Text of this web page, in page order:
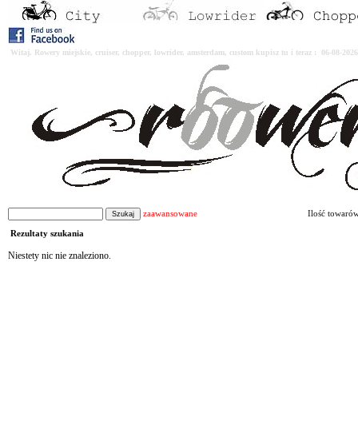
Witaj. Rowery miejskie, cruiser, chopper, lowrider, amsterdam, custom kupisz tu i teraz : 06-08-
zaawansowane Ilość
Rezultaty szukania
Niestety nic nie znaleziono.